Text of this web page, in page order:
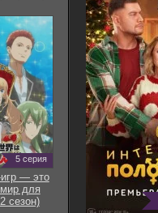
5 серия
— это
для
сезон)